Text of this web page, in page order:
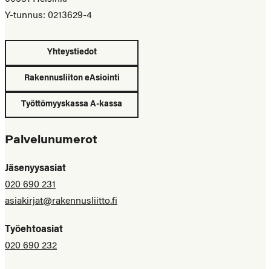
Y-tunnus: 0213629-4
Yhteystiedot
Rakennusliiton eAsiointi
Työttömyyskassa A-kassa
Palvelunumerot
Jäsenyysasiat
020 690 231
asiakirjat@rakennusliitto.fi
Työehtoasiat
020 690 232